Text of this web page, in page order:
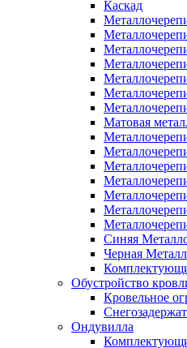
Каскад
Матовая
Синяя
Черная
Обустройство
Кровельное
Ондувилла